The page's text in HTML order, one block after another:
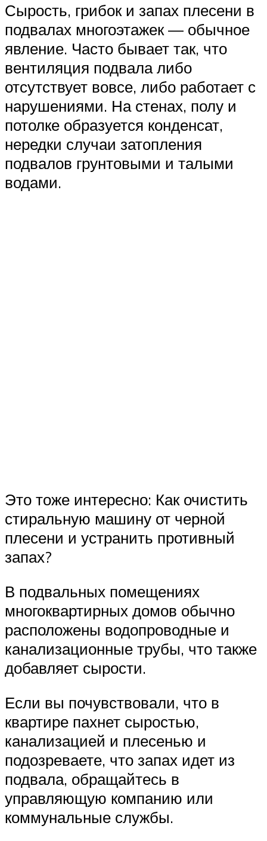
Сырость, грибок и запах плесени в
подвалах многоэтажек — обычное
явление. Часто бывает так, что
вентиляция подвала либо
отсутствует вовсе, либо работает с
нарушениями. На стенах, полу и
потолке образуется конденсат,
нередки случаи затопления
подвалов грунтовыми и талыми
водами.
Это тоже интересно: Как очистить
стиральную машину от черной
плесени и устранить противный
запах?
В подвальных помещениях
многоквартирных домов обычно
расположены водопроводные и
канализационные трубы, что также
добавляет сырости.
Если вы почувствовали, что в
квартире пахнет сыростью,
канализацией и плесенью и
подозреваете, что запах идет из
подвала, обращайтесь в
управляющую компанию или
коммунальные службы.